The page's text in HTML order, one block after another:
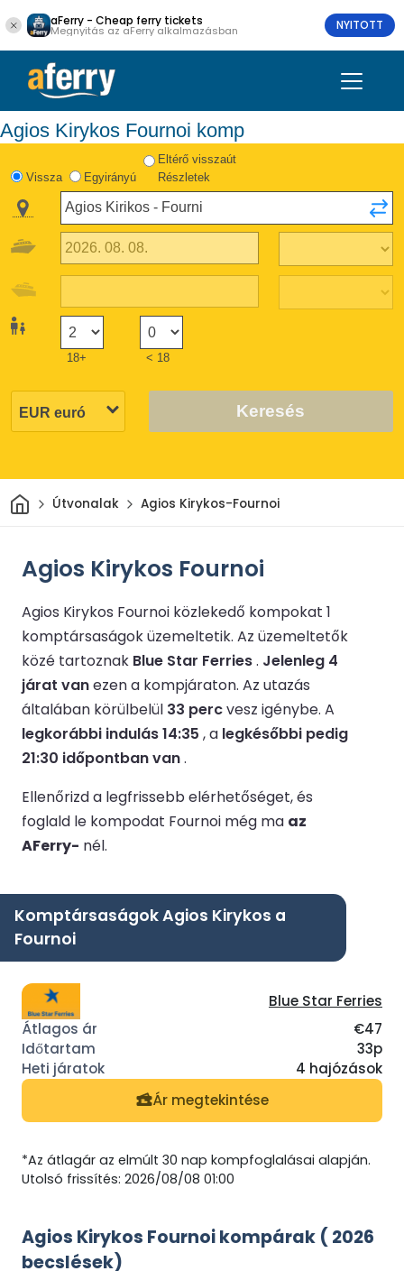
aFerry - Cheap ferry tickets
Megnyitás az aFerry alkalmazásban NYITOTT
Agios Kirykos Fournoi komp
Vissza Egyirányú
Eltérő visszaút
Részletek
18+ < 18
Keresés
Otthon
Útvonalak Agios Kirykos-Fournoi
Agios Kirykos Fournoi
Agios Kirykos Fournoi közlekedő kompokat 1
komptársaságok üzemeltetik. Az üzemeltetők
közé tartoznak Blue Star Ferries. Jelenleg 4
járat vanezen a kompjáraton. Az utazás
általában körülbelül 33 percvesz igénybe. A
legkorábbi indulás 14:35 , a legkésőbbi pedig
21:30 időpontban van.
Ellenőrizd a legfrissebb elérhetőséget, és
foglald le kompodat Fournoi még ma az
AFerry- nél.
Komptársaságok Agios Kirykos a
Fournoi
Blue Star Ferries
€47
33p
4 hajózások
Ár megtekintése
*Az átlagár az elmúlt 30 nap kompfoglalásai alapján.
Utolsó frissítés: 2026/08/08 01:00
Agios Kirykos Fournoi kompárak ( 2026
becslések)